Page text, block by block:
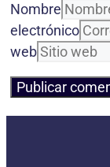
Nombre
electrónico
web